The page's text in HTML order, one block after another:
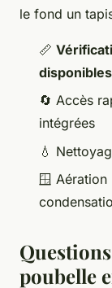
le fond un
📏
disponibles
🔄 Accès
intégrées
💧
🪟
poubelle